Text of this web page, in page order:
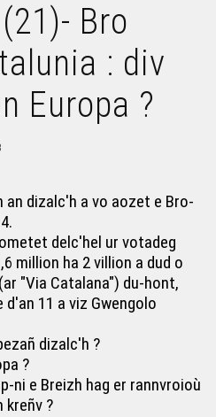
2018 (17-4)
a gan
ar Bobl, gourfenn 2013
Kurun
Ar yezh hag ar feiz, breur ha c'hoar e
Skolaj Diwan ar Mor-Bihan (14-2)
Bro
: div
Europa ?
an dizalc'h a vo aozet e Bro-
delc'hel ur votadeg
million ha 2 villion a dud o
"Via Catalana") du-hont,
11 a viz Gwengolo
dizalc'h ?
?
ni e Breizh hag er rannvroioù
kreñv ?